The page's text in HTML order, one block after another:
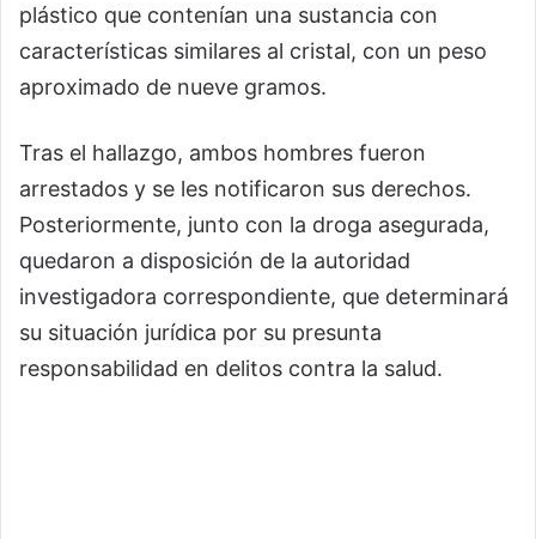
plástico que contenían una sustancia con
características similares al cristal, con un peso
aproximado de nueve gramos.
Tras el hallazgo, ambos hombres fueron
arrestados y se les notificaron sus derechos.
Posteriormente, junto con la droga asegurada,
quedaron a disposición de la autoridad
investigadora correspondiente, que determinará
su situación jurídica por su presunta
responsabilidad en delitos contra la salud.